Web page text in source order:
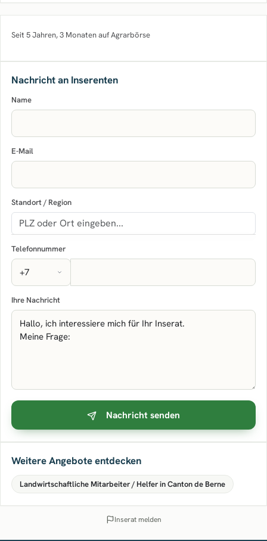
Seit 5 Jahren, 3 Monaten auf Agrarbörse
Nachricht an Inserenten
Name
E-Mail
Standort / Region
Telefonnummer
Ihre Nachricht
Nachricht senden
Weitere Angebote entdecken
Landwirtschaftliche Mitarbeiter / Helfer in Canton de Berne
Inserat melden